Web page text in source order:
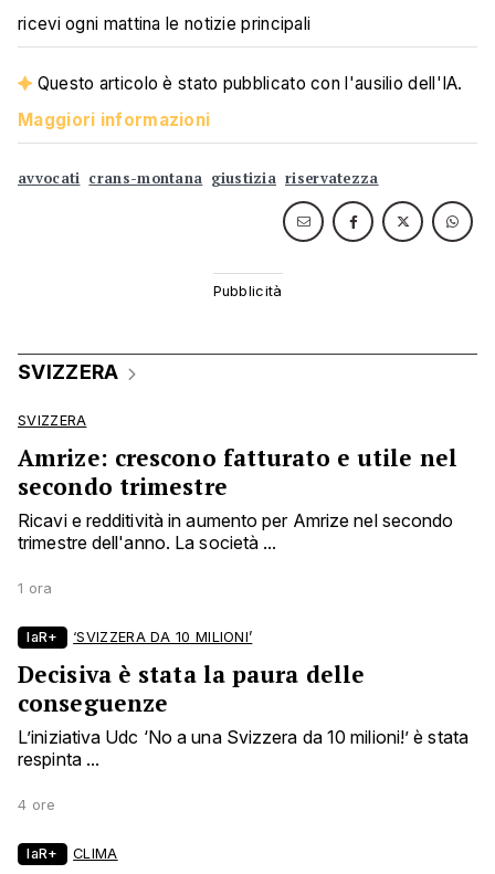
ricevi ogni mattina le notizie principali
Questo articolo è stato pubblicato con l'ausilio dell'IA.
Maggiori informazioni
avvocati crans-montana giustizia riservatezza
SVIZZERA
SVIZZERA
Amrize: crescono fatturato e utile nel
secondo trimestre
Ricavi e redditività in aumento per Amrize nel secondo
trimestre dell'anno. La società ...
1 ora
laR+ ‘SVIZZERA DA 10 MILIONI’
Decisiva è stata la paura delle
conseguenze
L’iniziativa Udc ‘No a una Svizzera da 10 milioni!’ è stata
respinta ...
4 ore
laR+ CLIMA